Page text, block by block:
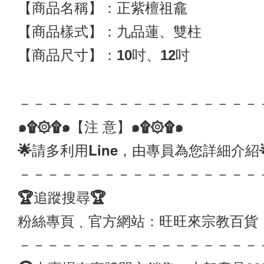
【商品名稱】：正紫檀祖龕
【商品樣式】：九品蓮、雙柱
【商品尺寸】：10吋、12吋
－－－－－－－－－－－－－－－－
๑۩۞۩๑【注 意】๑۩۞۩๑
🌟請多利用Line，由專員為您詳細介紹
－－－－－－－－－－－－－－－－
🏆追蹤搜尋🏆
粉絲專頁﹑官方網站：旺旺來宗教百貨
－－－－－－－－－－－－－－－－